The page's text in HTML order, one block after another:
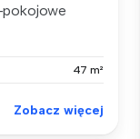
pokojowe
47 m²
Zobacz więcej